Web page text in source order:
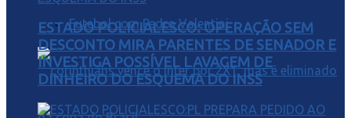
Futebol com Pedro Valentini
ESTADO POLICIALESCO: OPERAÇÃO SEM
DESCONTO MIRA PARENTES DE SENADOR E
INVESTIGA POSSÍVEL LAVAGEM DE
DINHEIRO DO ESQUEMA DO INSS